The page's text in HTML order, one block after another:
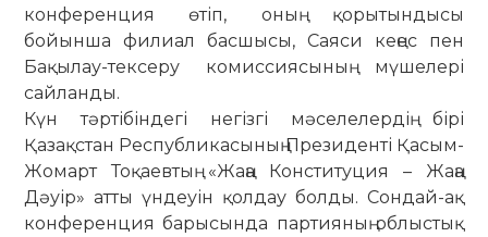
конференция өтіп, оның қорытындысы
бойынша филиал басшысы, Саяси кеңес пен
Бақылау-тексеру комиссиясының мүшелері
сайланды.
Күн тәртібіндегі негізгі мәселелердің бірі
Қазақстан Республикасының Президенті Қасым-
Жомарт Тоқаевтың «Жаңа Конституция – Жаңа
Дәуір» атты үндеуін қолдау болды. Сондай-ақ
конференция барысында партияның облыстық